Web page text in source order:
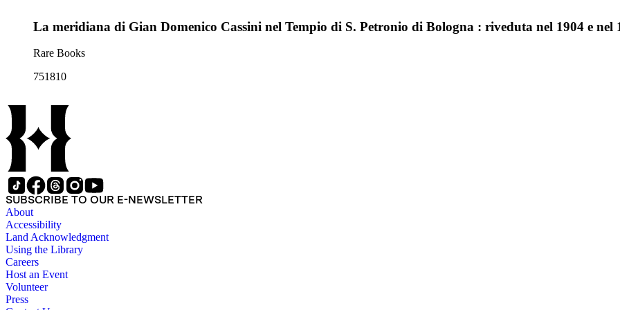
La meridiana di Gian Domenico Cassini nel Tempio di S. Petronio di Bologna : riveduta nel 1904 e nel
Rare Books
751810
SUBSCRIBE TO OUR E-NEWSLETTER
About
Accessibility
Land Acknowledgment
Using the Library
Careers
Host an Event
Volunteer
Press